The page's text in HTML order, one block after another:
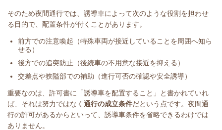
そのため夜間通行では、誘導車によって次のような役割を担わせ
る目的で、配置条件が付くことがあります。
前方での注意喚起（特殊車両が接近していることを周囲へ知ら
せる）
後方での追突防止（後続車の不用意な接近を抑える）
交差点や狭隘部での補助（進行可否の確認や安全誘導）
重要なのは、許可書に「誘導車を配置すること」と書かれていれ
ば、それは努力ではなく 通行の成立条件だという点です。夜間通
行の許可があるからといって、誘導車条件を省略できるわけでは
ありません。